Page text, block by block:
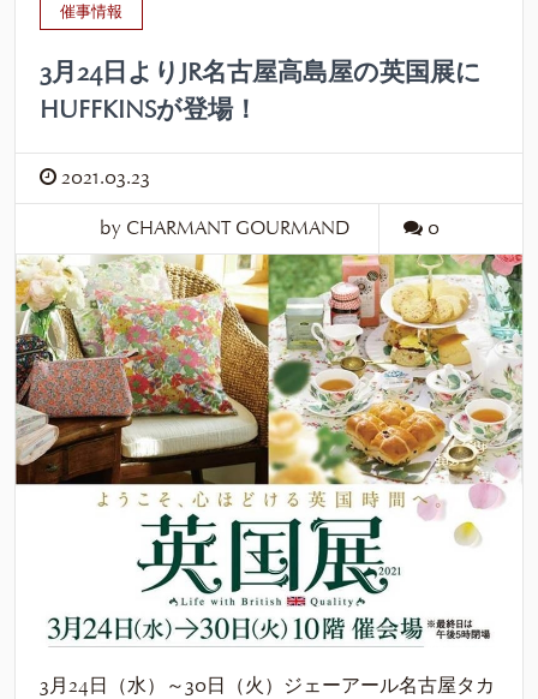
催事情報
3月24日よりJR名古屋高島屋の英国展に
HUFFKINSが登場！
2021.03.23
by CHARMANT GOURMAND 0
3月24日（水）～30日（火）ジェーアール名古屋タカ